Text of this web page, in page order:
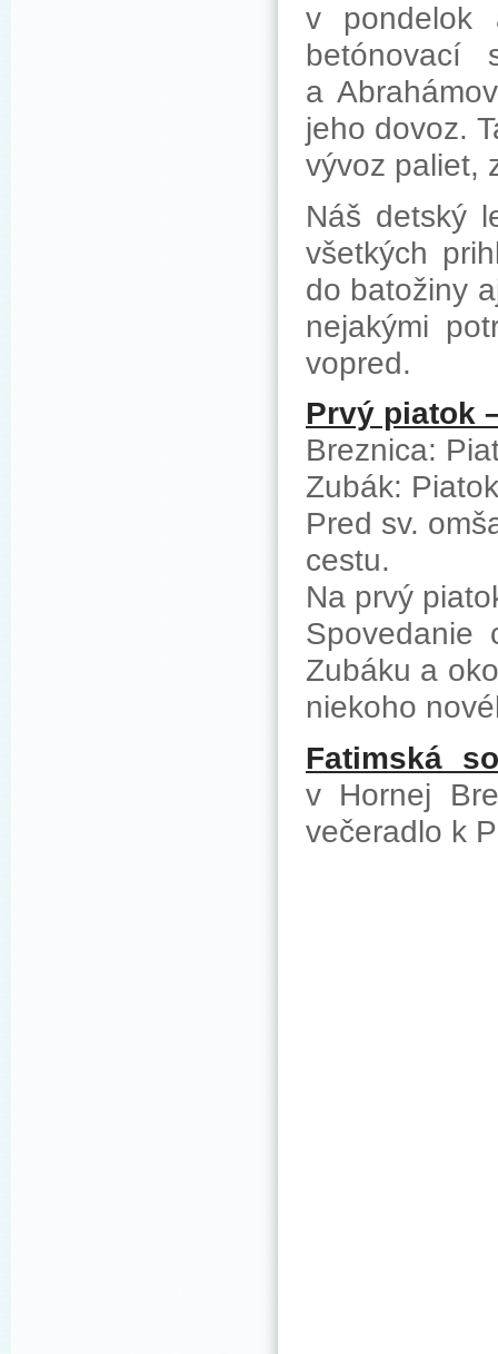
v pondelok
betónovací
a
jeho dovoz.
vývoz paliet,
Náš detský
všetkých
do batožiny
nejakými
vopred.
Prvý piatok
Breznica:
Zubák:
Pred sv.
cestu.
Na prvý
Zubáku a
niekoho
Fatimská
v Hornej
večeradlo k